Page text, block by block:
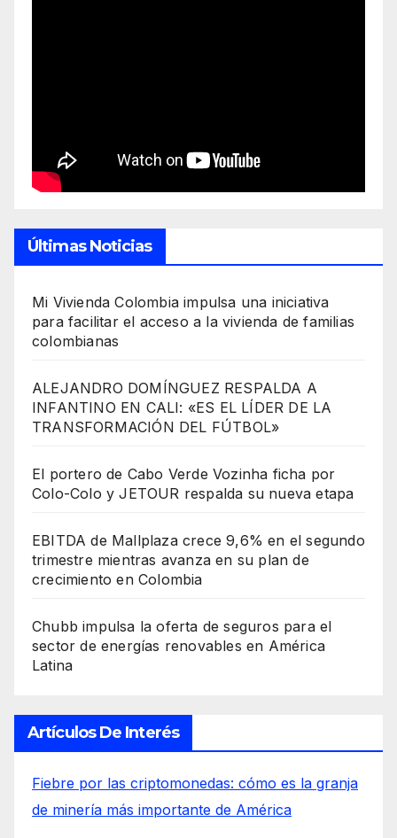
Últimas Noticias
Mi Vivienda Colombia impulsa una iniciativa
para facilitar el acceso a la vivienda de familias
colombianas
ALEJANDRO DOMÍNGUEZ RESPALDA A
INFANTINO EN CALI: «ES EL LÍDER DE LA
TRANSFORMACIÓN DEL FÚTBOL»
El portero de Cabo Verde Vozinha ficha por
Colo-Colo y JETOUR respalda su nueva etapa
EBITDA de Mallplaza crece 9,6% en el segundo
trimestre mientras avanza en su plan de
crecimiento en Colombia
Chubb impulsa la oferta de seguros para el
sector de energías renovables en América
Latina
Artículos De Interés
Fiebre por las criptomonedas: cómo es la granja
de minería más importante de América